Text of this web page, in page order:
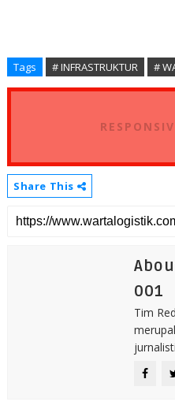
Tags # INFRASTRUKTUR #
Share This
001
Tim